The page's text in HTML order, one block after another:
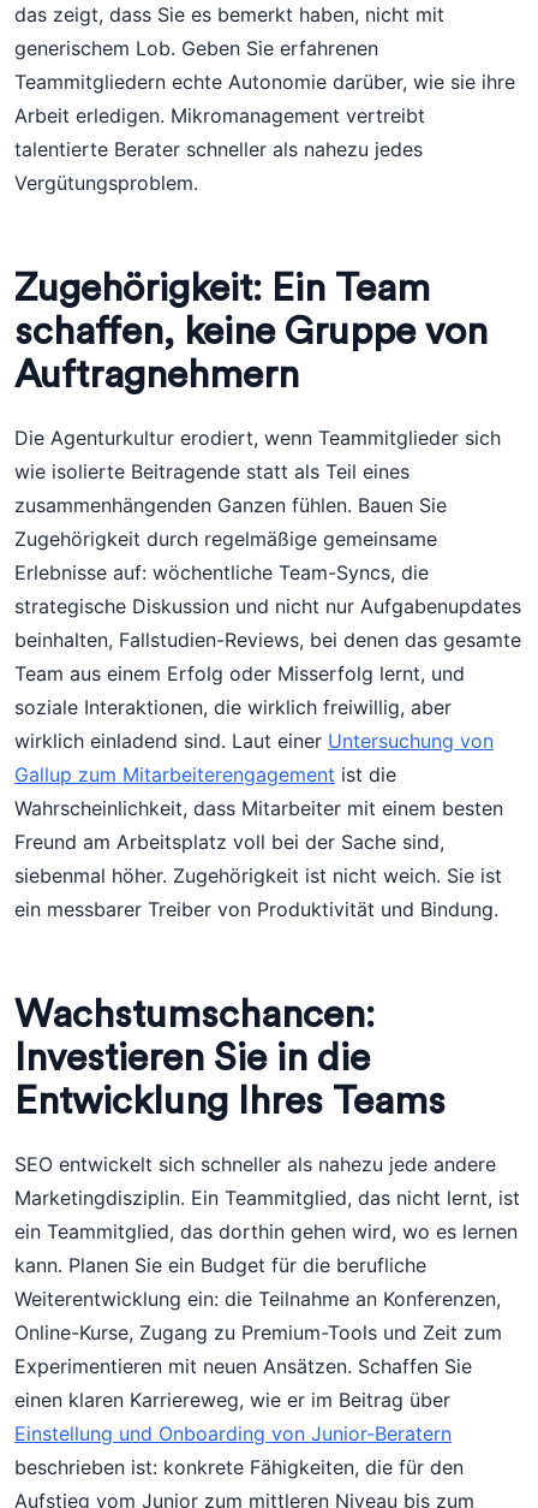
das zeigt, dass Sie es bemerkt haben, nicht mit
generischem Lob. Geben Sie erfahrenen
Teammitgliedern echte Autonomie darüber, wie sie ihre
Arbeit erledigen. Mikromanagement vertreibt
talentierte Berater schneller als nahezu jedes
Vergütungsproblem.
Zugehörigkeit: Ein Team
schaffen, keine Gruppe von
Auftragnehmern
Die Agenturkultur erodiert, wenn Teammitglieder sich
wie isolierte Beitragende statt als Teil eines
zusammenhängenden Ganzen fühlen. Bauen Sie
Zugehörigkeit durch regelmäßige gemeinsame
Erlebnisse auf: wöchentliche Team-Syncs, die
strategische Diskussion und nicht nur Aufgabenupdates
beinhalten, Fallstudien-Reviews, bei denen das gesamte
Team aus einem Erfolg oder Misserfolg lernt, und
soziale Interaktionen, die wirklich freiwillig, aber
wirklich einladend sind. Laut einer Untersuchung von
Gallup zum Mitarbeiterengagement ist die
Wahrscheinlichkeit, dass Mitarbeiter mit einem besten
Freund am Arbeitsplatz voll bei der Sache sind,
siebenmal höher. Zugehörigkeit ist nicht weich. Sie ist
ein messbarer Treiber von Produktivität und Bindung.
Wachstumschancen:
Investieren Sie in die
Entwicklung Ihres Teams
SEO entwickelt sich schneller als nahezu jede andere
Marketingdisziplin. Ein Teammitglied, das nicht lernt, ist
ein Teammitglied, das dorthin gehen wird, wo es lernen
kann. Planen Sie ein Budget für die berufliche
Weiterentwicklung ein: die Teilnahme an Konferenzen,
Online-Kurse, Zugang zu Premium-Tools und Zeit zum
Experimentieren mit neuen Ansätzen. Schaffen Sie
einen klaren Karriereweg, wie er im Beitrag über
Einstellung und Onboarding von Junior-Beratern
beschrieben ist: konkrete Fähigkeiten, die für den
Aufstieg vom Junior zum mittleren Niveau bis zum